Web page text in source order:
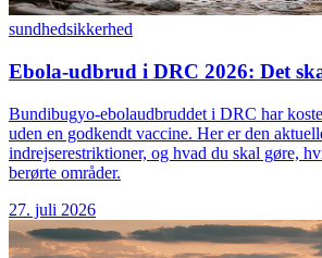
sundhedsikkerhed
Ebola-udbrud i DRC 2026: Det
Bundibugyo-ebolaudbruddet i DRC har
uden en godkendt vaccine. Her er den
indrejserestriktioner, og hvad du skal gøre,
berørte områder.
27. juli 2026